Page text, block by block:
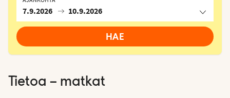
7.9.2026 10.9.2026
HAE
Tietoa – matkat